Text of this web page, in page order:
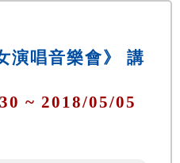
演唱音樂會》 講
~ 2018/05/05